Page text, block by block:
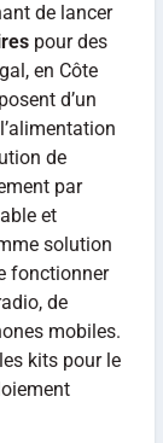
de lancer
pour des
en Côte
d’un
de
par
et
solution
fonctionner
de
mobiles.
kits pour le